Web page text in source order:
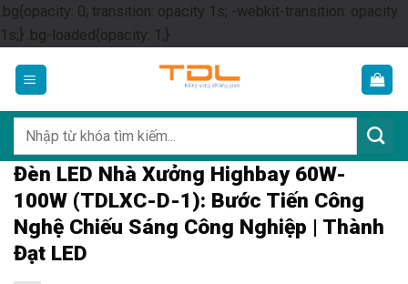
.bg{opacity: 0; transition: opacity 1s; -webkit-transition: opacity
1s;} .bg-loaded{opacity: 1;}Skip
content
kiếm:
Đèn LED Nhà Xưởng Highbay 60W-
100W (TDLXC-D-1): Bước Tiến Công
Nghệ Chiếu Sáng Công Nghiệp | Thành
Đạt LED